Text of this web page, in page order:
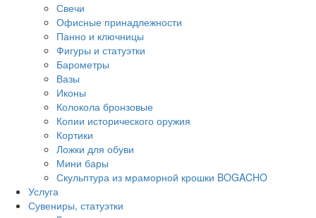
Свечи
Офисные принадлежности
Панно и ключницы
Фигуры и статуэтки
Барометры
Вазы
Иконы
Колокола бронзовые
Копии исторического оружия
Кортики
Ложки для обуви
Мини бары
Скульптура из мраморной крошки BOGACHO
Услуга
Сувениры, статуэтки